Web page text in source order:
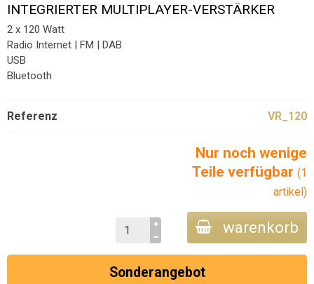
INTEGRIERTER MULTIPLAYER-VERSTÄRKER
2 x 120 Watt
Radio Internet | FM | DAB
USB
Bluetooth
Referenz VR_120
Nur noch wenige
Teile verfügbar (1
artikel)
warenkorb
Sonderangebot